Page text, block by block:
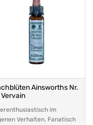
Ainsworths Nr.
Vervain
im
Verhalten. Fanatisch